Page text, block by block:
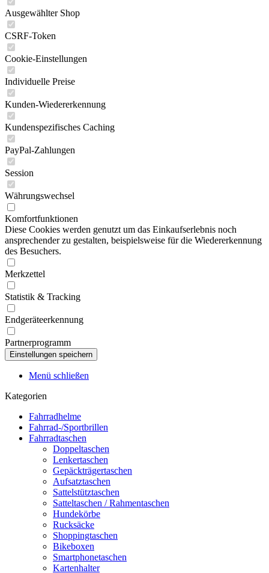
Ausgewählter Shop
CSRF-Token
Cookie-Einstellungen
Individuelle Preise
Kunden-Wiedererkennung
Kundenspezifisches Caching
PayPal-Zahlungen
Session
Währungswechsel
Komfortfunktionen
Diese Cookies werden genutzt um das Einkaufserlebnis noch
ansprechender zu gestalten, beispielsweise für die Wiedererkennung
des Besuchers.
Merkzettel
Statistik & Tracking
Endgeräteerkennung
Partnerprogramm
Menü schließen
Kategorien
Fahrradhelme
Fahrrad-/Sportbrillen
Fahrradtaschen
Doppeltaschen
Lenkertaschen
Gepäckträgertaschen
Aufsatztaschen
Sattelstütztaschen
Satteltaschen / Rahmentaschen
Hundekörbe
Rucksäcke
Shoppingtaschen
Bikeboxen
Smartphonetaschen
Kartenhalter